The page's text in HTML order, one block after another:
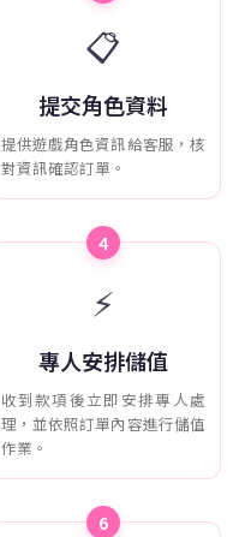
📋
提交角色資料
提供遊戲角色資訊給客服，核
對資訊確認訂單。
4
⚡
專人安排儲值
收到款項後立即安排專人處
理，並依照訂單內容進行儲值
作業。
6